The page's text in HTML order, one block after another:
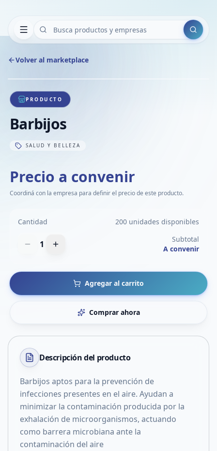
Buscar
Volver al marketplace
1/1
PRODUCTO
Barbijos
SALUD Y BELLEZA
Precio a convenir
Coordiná con la empresa para definir el precio de este producto.
Cantidad 200 unidades disponibles
1
Subtotal
A convenir
Agregar al carrito
Comprar ahora
Descripción del producto
Barbijos aptos para la prevención de
infecciones presentes en el aire. Ayudan a
minimizar la contaminación producida por la
exhalación de microorganismos, actuando
como barrera microbiana ante la
contaminación del aire